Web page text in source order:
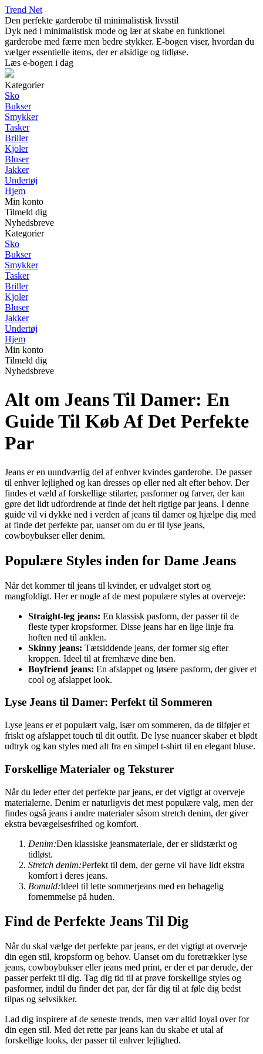
Trend Net
Den perfekte garderobe til minimalistisk livsstil
Dyk ned i minimalistisk mode og lær at skabe en funktionel
garderobe med færre men bedre stykker. E-bogen viser, hvordan du
vælger essentielle items, der er alsidige og tidløse.
Læs e-bogen i dag
Kategorier
Sko
Bukser
Smykker
Tasker
Briller
Kjoler
Bluser
Jakker
Undertøj
Hjem
Min konto
Tilmeld dig
Nyhedsbreve
Kategorier
Sko
Bukser
Smykker
Tasker
Briller
Kjoler
Bluser
Jakker
Undertøj
Hjem
Min konto
Tilmeld dig
Nyhedsbreve
Alt om Jeans Til Damer: En
Guide Til Køb Af Det Perfekte
Par
Jeans er en uundværlig del af enhver kvindes garderobe. De passer
til enhver lejlighed og kan dresses op eller ned alt efter behov. Der
findes et væld af forskellige stilarter, pasformer og farver, der kan
gøre det lidt udfordrende at finde det helt rigtige par jeans. I denne
guide vil vi dykke ned i verden af jeans til damer og hjælpe dig med
at finde det perfekte par, uanset om du er til lyse jeans,
cowboybukser eller denim.
Populære Styles inden for Dame Jeans
Når det kommer til jeans til kvinder, er udvalget stort og
mangfoldigt. Her er nogle af de mest populære styles at overveje:
Straight-leg jeans: En klassisk pasform, der passer til de
fleste typer kropsformer. Disse jeans har en lige linje fra
hoften ned til anklen.
Skinny jeans: Tætsiddende jeans, der former sig efter
kroppen. Ideel til at fremhæve dine ben.
Boyfriend jeans: En afslappet og løsere pasform, der giver et
cool og afslappet look.
Lyse Jeans til Damer: Perfekt til Sommeren
Lyse jeans er et populært valg, især om sommeren, da de tilføjer et
friskt og afslappet touch til dit outfit. De lyse nuancer skaber et blødt
udtryk og kan styles med alt fra en simpel t-shirt til en elegant bluse.
Forskellige Materialer og Teksturer
Når du leder efter det perfekte par jeans, er det vigtigt at overveje
materialerne. Denim er naturligvis det mest populære valg, men der
findes også jeans i andre materialer såsom stretch denim, der giver
ekstra bevægelsesfrihed og komfort.
Denim:Den klassiske jeansmateriale, der er slidstærkt og
tidløst.
Stretch denim:Perfekt til dem, der gerne vil have lidt ekstra
komfort i deres jeans.
Bomuld:Ideel til lette sommerjeans med en behagelig
fornemmelse på huden.
Find de Perfekte Jeans Til Dig
Når du skal vælge det perfekte par jeans, er det vigtigt at overveje
din egen stil, kropsform og behov. Uanset om du foretrækker lyse
jeans, cowboybukser eller jeans med print, er der et par derude, der
passer perfekt til dig. Tag dig tid til at prøve forskellige styles og
pasformer, indtil du finder det par, der får dig til at føle dig bedst
tilpas og selvsikker.
Lad dig inspirere af de seneste trends, men vær altid loyal over for
din egen stil. Med det rette par jeans kan du skabe et utal af
forskellige looks, der passer til enhver lejlighed.